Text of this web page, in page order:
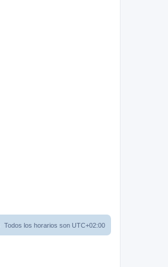
Todos los horarios son UTC+02:00